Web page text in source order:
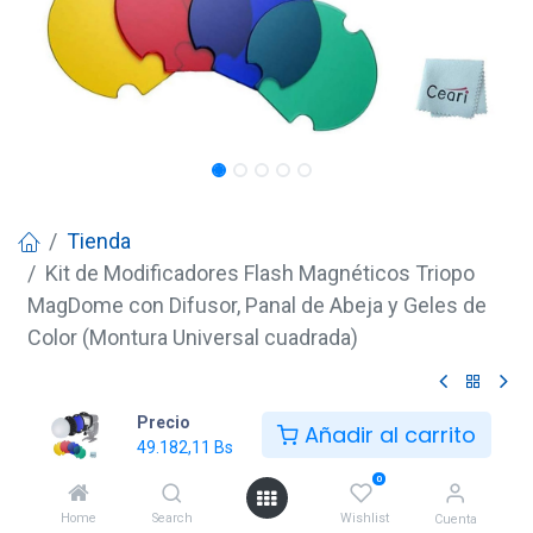
Precio
49.182,11 Bs Añadir al carrito
Home Search
0
Wishlist Cuenta
Tienda
Kit de Modificadores Flash Magnéticos Triopo
MagDome con Difusor, Panal de Abeja y Geles de
Color (Montura Universal cuadrada)
Kit de Modificadores Flash
Magnéticos Triopo MagDome
con Difusor, Panal de Abeja y